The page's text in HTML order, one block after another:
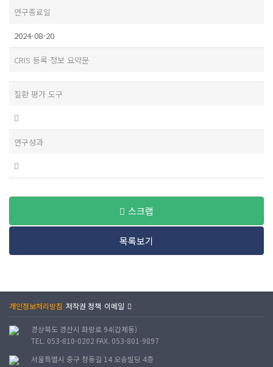
연구종료일
2024-08-20
CRIS 등록 정보 요약문
질환 평가 도구
연구성과
스크랩
목록보기
개인정보처리방침 저작권 정책 이메일
경상북도 경산시 화랑로 94(갑제동)
TEL. 053-810-0202 FAX. 053-801-9897
서울특별시 중구 정동길 14 오송빌딩 4층